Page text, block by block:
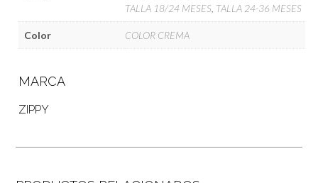
TALLA 18/24 MESES TALLA 24-36 MESES
Color COLOR CREMA
MARCA
ZIPPY